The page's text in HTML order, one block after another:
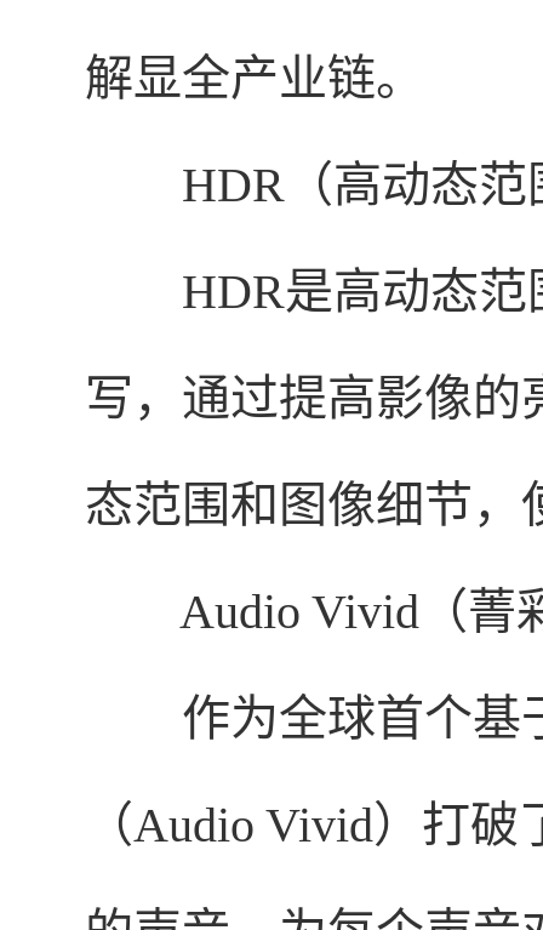
解显全产业链。
HDR（高动态范
HDR是高动态范
写，通过提高影像
态范围和图像细节
Audio Vivid（菁
作为全球首个基
（Audio Vivid）打